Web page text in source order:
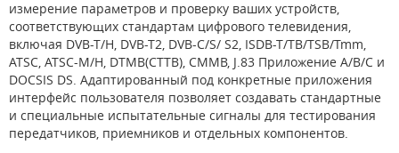
измерение параметров и проверку ваших устройств,
соответствующих стандартам цифрового телевидения,
включая DVB-T/H, DVB-T2, DVB-C/S/ S2, ISDB-T/TB/TSB/Tmm,
ATSC, ATSC-M/H, DTMB(CTTB), CMMB, J.83 Приложение A/B/C и
DOCSIS DS. Адаптированный под конкретные приложения
интерфейс пользователя позволяет создавать стандартные
и специальные испытательные сигналы для тестирования
передатчиков, приемников и отдельных компонентов.